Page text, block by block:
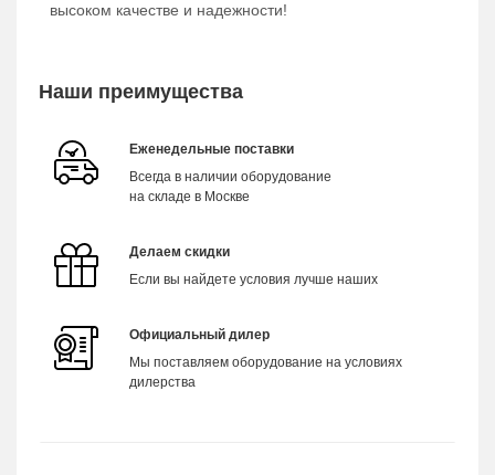
высоком качестве и надежности!
Наши преимущества
Еженедельные поставки
Всегда в наличии оборудование
на складе в Москве
Делаем скидки
Если вы найдете условия лучше наших
Официальный дилер
Мы поставляем оборудование на условиях
дилерства